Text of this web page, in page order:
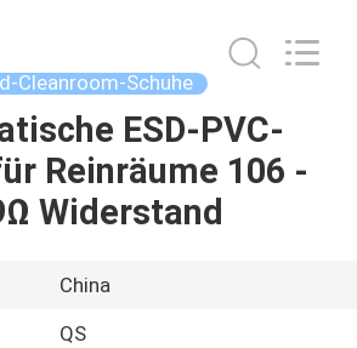
Cleanroom-Schuhe
ESD-PVC-
Reinräume 106 -
Widerstand
China
QS